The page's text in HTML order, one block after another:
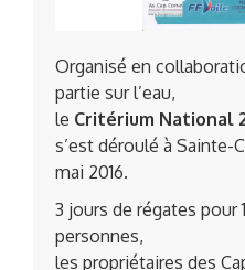
Organisé en
partie sur l’eau,
le Critérium National
s’est déroulé à Sainte-
mai 2016.
3 jours de régates pour
personnes,
les propriétaires des